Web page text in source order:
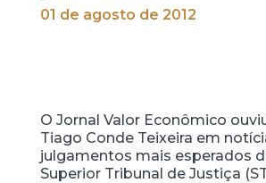
01 de agosto de 2012
O Jornal Valor Econômico
Tiago Conde Teixeira em
julgamentos mais esperados
Superior Tribunal de Justiça